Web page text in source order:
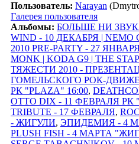
Пользователь: Narayan
Галерея пользователя
Альбомы: БОЛЬШЕ НИ
WIND - 10 ДЕКАБРЯ | NEMO
2010 PRE-PARTY - 27
MONK | KODA G9 | THE
ТЯЖЕСТИ 2010 -
ГОМЕЛЬСКОГО РОК-
РК "PLAZA" 16:00,
OTTO DIX - 11 ФЕВРАЛЯ РК
TRIBUTE - 17 ФЕВРАЛЯ,
- ЖИГУЛИ, ЭПИДЕМИЯ - 4
PLUSH FISH - 4 МАРТА